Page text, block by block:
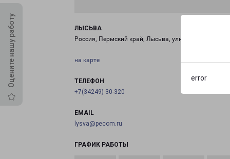
error
Оцените нашу работу
ЛЫСЬВА
Россия, Пермский край, Лысьва, улица Коммунаров,
на карте
ТЕЛЕФОН
+7(34249) 30-320
EMAIL
lysva@pecom.ru
ГРАФИК РАБОТЫ